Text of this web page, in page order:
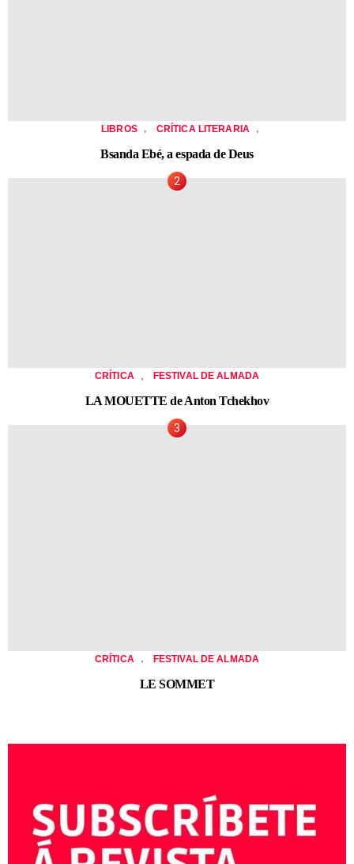
LIBROS , CRÍTICA LITERARIA ,
Bsanda Ebé, a espada de Deus
CRÍTICA FESTIVAL DE ALMADA
LA MOUETTE de Anton Tchekhov
CRÍTICA , FESTIVAL DE ALMADA
LE SOMMET